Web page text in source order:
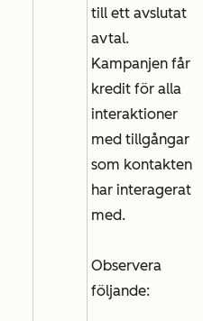
till ett avslutat
avtal.
Kampanjen får
kredit för alla
interaktioner
med tillgångar
som kontakten
har interagerat
med.
Observera
följande: